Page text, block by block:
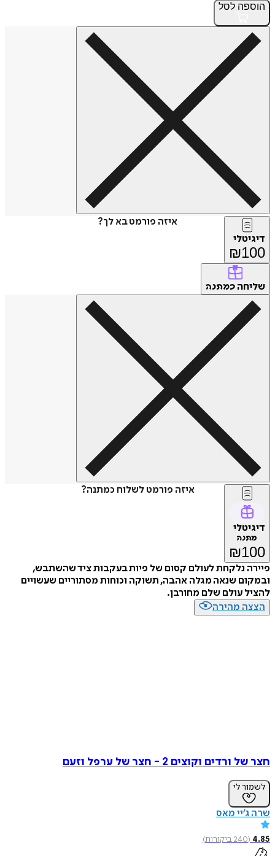
הוספה לסל
איזה פורמט בא לך?
דיגיטלי
₪100
שליחה כמתנה
איזה פורמט לשלוח כמתנה?
דיגיטלי
מתנה
₪100
פיירה נלקחת לעולם קסום של פיות בעקבות ציד שהשתבש,
ובמקום שנאה מגלה אהבה, תשוקה וכוחות מסתוריים שעשויים
להציל עולם שלם מחורבן.
הצצה מהירה
חצר של ורדים וקוצים 2 - חצר של ערפל וזעם
לשמור לי
שרה ג’יי מאס
4.85
(
240ביקורות)